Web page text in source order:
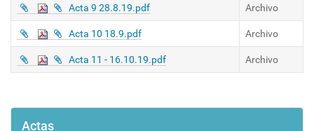
Acta 9 28.8.19.pdf Archivo
Acta 10 18.9.pdf Archivo
Acta 11 - 16.10.19.pdf Archivo
Actas